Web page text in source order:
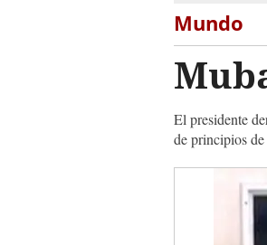
Mundo
El presidente
de principios de